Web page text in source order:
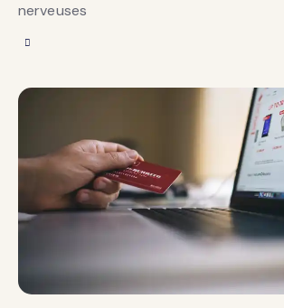
nerveuses